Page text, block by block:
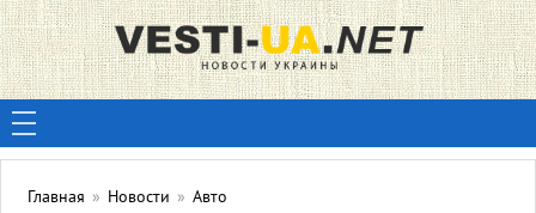
Главная » Новости » Авто